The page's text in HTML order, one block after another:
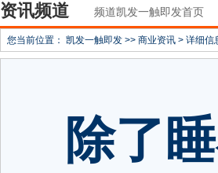
资讯频道 频道凯发一触即发首页
您当前位置： 凯发一触即发 >> 商业资讯 > 详细信
除了